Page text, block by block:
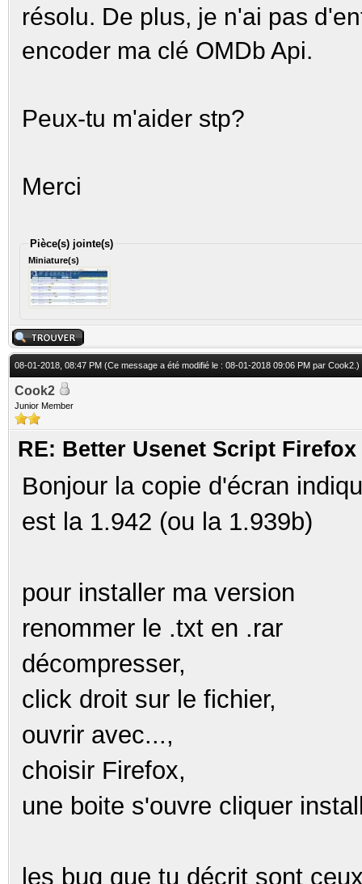
résolu. De plus, je n'ai pas
encoder ma clé OMDb Api.
Peux-tu m'aider stp?
Merci
Pièce(s) jointe(s)
Miniature(s)
08-01-2018, 08:47 PM (Ce message a été modifié le : 08-01-2018 09:06 PM par Cook2 .)
Cook2
Junior Member
RE: Better Usenet Script
Bonjour la copie d'écran
est la 1.942 (ou la 1.939b)
pour installer ma version
renommer le .txt en .rar
décompresser,
click droit sur le fichier,
ouvrir avec...,
choisir Firefox,
une boite s'ouvre cliquer
les bug que tu décrit sont